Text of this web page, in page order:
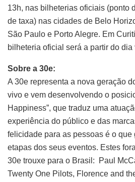
13h, nas bilheterias oficiais (ponto
de taxa) nas cidades de Belo
São Paulo e Porto Alegre. Em
bilheteria oficial será a partir do dia
Sobre a 30e:
A 30e representa a nova geração
vivo e vem desenvolvendo o
Happiness”, que traduz uma
experiência do público e das
felicidade para as pessoas é o que
etapas dos seus eventos. Estes
30e trouxe para o Brasil: Paul
Twenty One Pilots, Florence and